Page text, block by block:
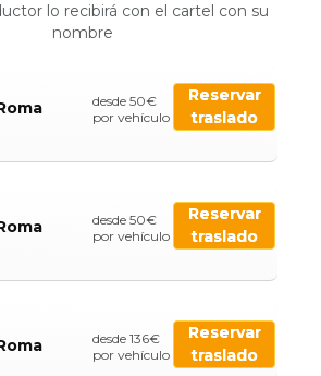
lo recibirá con el cartel con su
nombre
desde 50€
por vehículo
Reservar
traslado
desde 50€
por vehículo
Reservar
traslado
desde 136€
por vehículo
Reservar
traslado